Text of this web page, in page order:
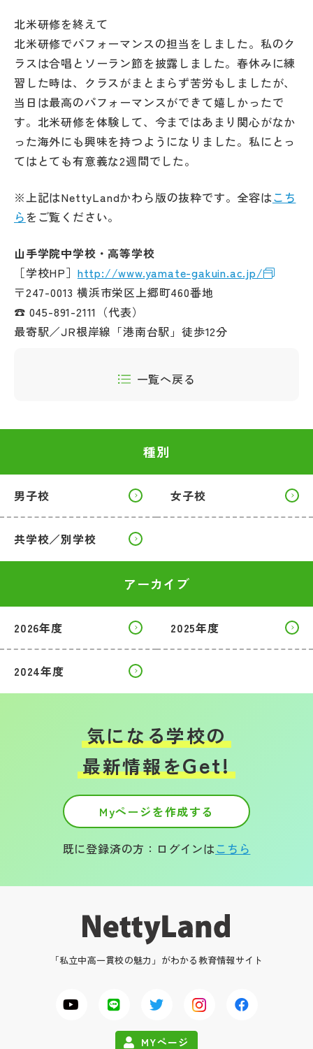
北米研修を終えて
北米研修でパフォーマンスの担当をしました。私のク
ラスは合唱とソーラン節を披露しました。春休みに練
習した時は、クラスがまとまらず苦労もしましたが、
当日は最高のパフォーマンスができて嬉しかったで
す。北米研修を体験して、今まではあまり関心がなか
った海外にも興味を持つようになりました。私にとっ
てはとても有意義な2週間でした。
※上記はNettyLandかわら版の抜粋です。全容はこち
ら をご覧ください。
山手学院中学校・高等学校
［学校HP］ http://www.yamate-gakuin.ac.jp/
〒247-0013 横浜市栄区上郷町460番地
☎ 045-891-2111（代表）
最寄駅／JR根岸線「港南台駅」徒歩12分
一覧へ戻る
種別
男子校 女子校
共学校／別学校
アーカイブ
2026年度 2025年度
2024年度
気になる学校の
最新情報をGet!
Myページを作成する
既に登録済の方：ログインはこちら
「私立中高一貫校の魅力」がわかる教育情報サイト
MYページ